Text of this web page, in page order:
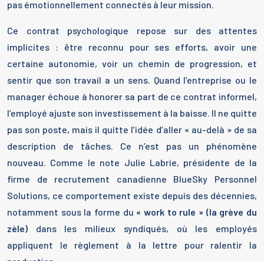
pas émotionnellement connectés à leur mission.
Ce contrat psychologique repose sur des attentes
implicites : être reconnu pour ses efforts, avoir une
certaine autonomie, voir un chemin de progression, et
sentir que son travail a un sens. Quand l’entreprise ou le
manager échoue à honorer sa part de ce contrat informel,
l’employé ajuste son investissement à la baisse. Il ne quitte
pas son poste, mais il quitte l’idée d’aller « au-delà » de sa
description de tâches. Ce n’est pas un phénomène
nouveau. Comme le note Julie Labrie, présidente de la
firme de recrutement canadienne BlueSky Personnel
Solutions, ce comportement existe depuis des décennies,
notamment sous la forme du « work to rule » (la grève du
zèle) dans les milieux syndiqués, où les employés
appliquent le règlement à la lettre pour ralentir la